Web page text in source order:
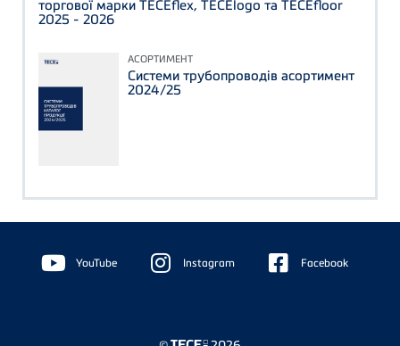
торгової марки TECEflex, TECElogo та TECEfloor
2025 - 2026
АСОРТИМЕНТ
Системи трубопроводів асортимент
2024/25
Floating
Sidebar YouTube Instagram Facebook